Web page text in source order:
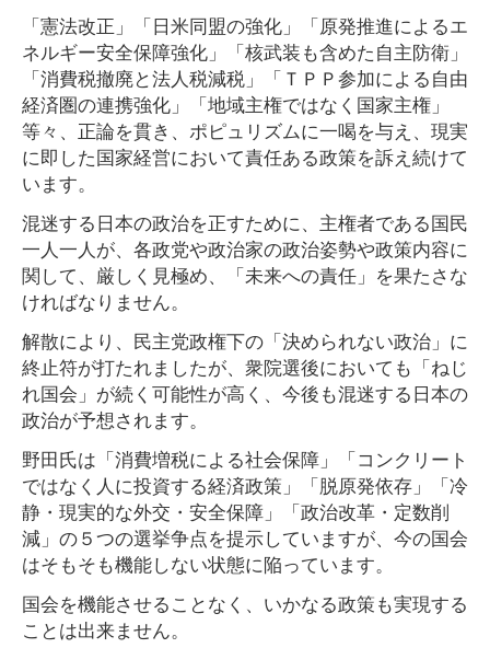
「憲法改正」「日米同盟の強化」「原発推進によるエ
ネルギー安全保障強化」「核武装も含めた自主防衛」
「消費税撤廃と法人税減税」「ＴＰＰ参加による自由
経済圏の連携強化」「地域主権ではなく国家主権」
等々、正論を貫き、ポピュリズムに一喝を与え、現実
に即した国家経営において責任ある政策を訴え続けて
います。
混迷する日本の政治を正すために、主権者である国民
一人一人が、各政党や政治家の政治姿勢や政策内容に
関して、厳しく見極め、「未来への責任」を果たさな
ければなりません。
解散により、民主党政権下の「決められない政治」に
終止符が打たれましたが、衆院選後においても「ねじ
れ国会」が続く可能性が高く、今後も混迷する日本の
政治が予想されます。
野田氏は「消費増税による社会保障」「コンクリート
ではなく人に投資する経済政策」「脱原発依存」「冷
静・現実的な外交・安全保障」「政治改革・定数削
減」の５つの選挙争点を提示していますが、今の国会
はそもそも機能しない状態に陥っています。
国会を機能させることなく、いかなる政策も実現する
ことは出来ません。